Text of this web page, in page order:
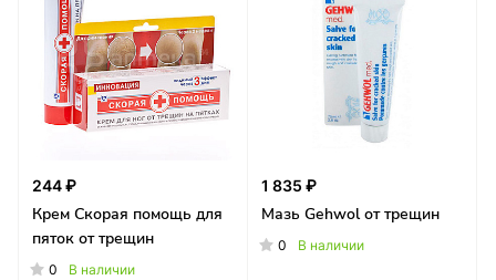
244 ₽
Крем Скорая помощь для
пяток от трещин
0 В наличии
1 835 ₽
Мазь Gehwol от трещин
0 В наличии